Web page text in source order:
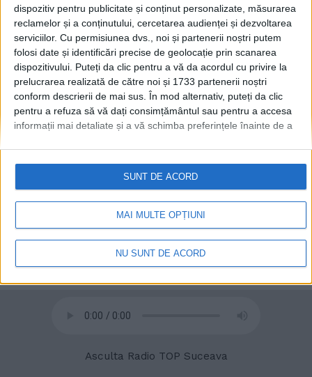
dispozitiv pentru publicitate și conținut personalizate, măsurarea
reclamelor și a conținutului, cercetarea audienței și dezvoltarea
serviciilor. Cu permisiunea dvs., noi și partenerii noștri putem
folosi date și identificări precise de geolocație prin scanarea
dispozitivului. Puteți da clic pentru a vă da acordul cu privire la
prelucrarea realizată de către noi și 1733 partenerii noștri
conform descrierii de mai sus. În mod alternativ, puteți da clic
pentru a refuza să vă dați consimțământul sau pentru a accesa
informații mai detaliate și a vă schimba preferințele înainte de a
retrageți consimțământul în orice moment, revenind la acest site
și făcând clic pe butonul "Confidențialitate" din partea de jos a
paginii web.
MAI MULTE OPȚIUNI
NU SUNT DE ACORD
SUNT DE ACORD
Asculta Radio TOP Suceava